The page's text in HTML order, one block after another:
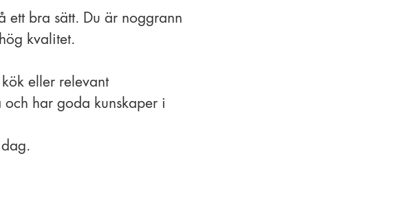
ett bra sätt. Du är noggrann
kvalitet.
eller relevant
och har goda kunskaper i